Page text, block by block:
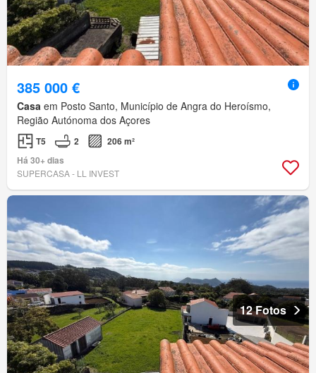
385 000 €
Casa em Posto Santo, Município de Angra do Heroísmo,
Região Autónoma dos Açores
T5 2
206 m²
Há 30+ dias
SUPERCASA - LL INVEST
12 Fotos